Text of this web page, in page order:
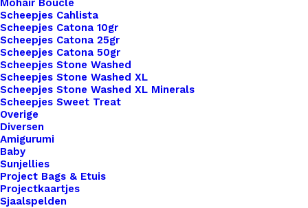
Mohair Boucle
Scheepjes Cahlista
Scheepjes Catona 10gr
Scheepjes Catona 25gr
Scheepjes Catona 50gr
Scheepjes Stone Washed
Scheepjes Stone Washed XL
Scheepjes Stone Washed XL Minerals
Scheepjes Sweet Treat
Overige
Diversen
Amigurumi
Baby
Sunjellies
Project Bags & Etuis
Projectkaartjes
Sjaalspelden
materiaal beschadigd raakt. Heb je hier vragen
over? Neem gerust contact met ons op
Kleur*